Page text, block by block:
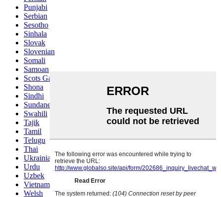
Punjabi
Serbian
Sesotho
Sinhala
Slovak
Slovenian
Somali
Samoan
Scots Gaelic
Shona
Sindhi
Sundanese
Swahili
Tajik
Tamil
Telugu
Thai
Ukrainian
Urdu
Uzbek
Vietnamese
Welsh